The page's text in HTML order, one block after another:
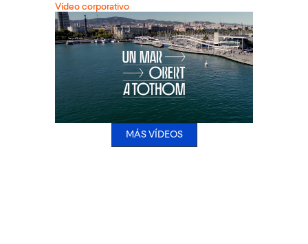
Vídeo corporativo
MÁS VÍDEOS